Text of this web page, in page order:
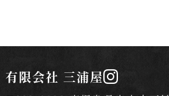
有限会社 三浦屋